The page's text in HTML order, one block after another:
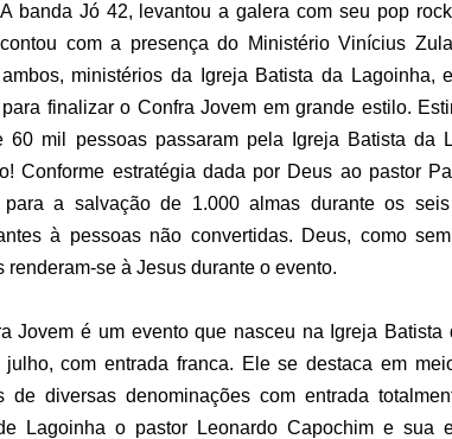
banda Jó 42, levantou a galera com seu pop
com a presença do Ministério Vinícius
ministérios da Igreja Batista da Lagoinha,
finalizar o Confra Jovem em grande estilo.
60 mil pessoas passaram pela Igreja Batista da
Conforme estratégia dada por Deus ao pastor
para a salvação de 1.000 almas durante os
à pessoas não convertidas. Deus, como
renderam-se à Jesus durante o evento.
Jovem é um evento que nasceu na Igreja
julho, com entrada franca. Ele se destaca em
de diversas denominações com entrada
Lagoinha o pastor Leonardo Capochim e sua